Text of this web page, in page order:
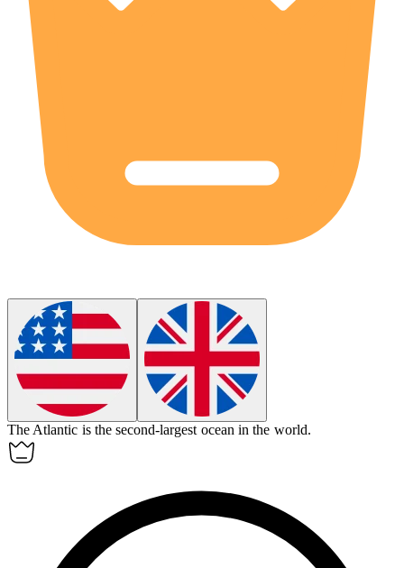
The Atlantic is the second-largest ocean in the world.